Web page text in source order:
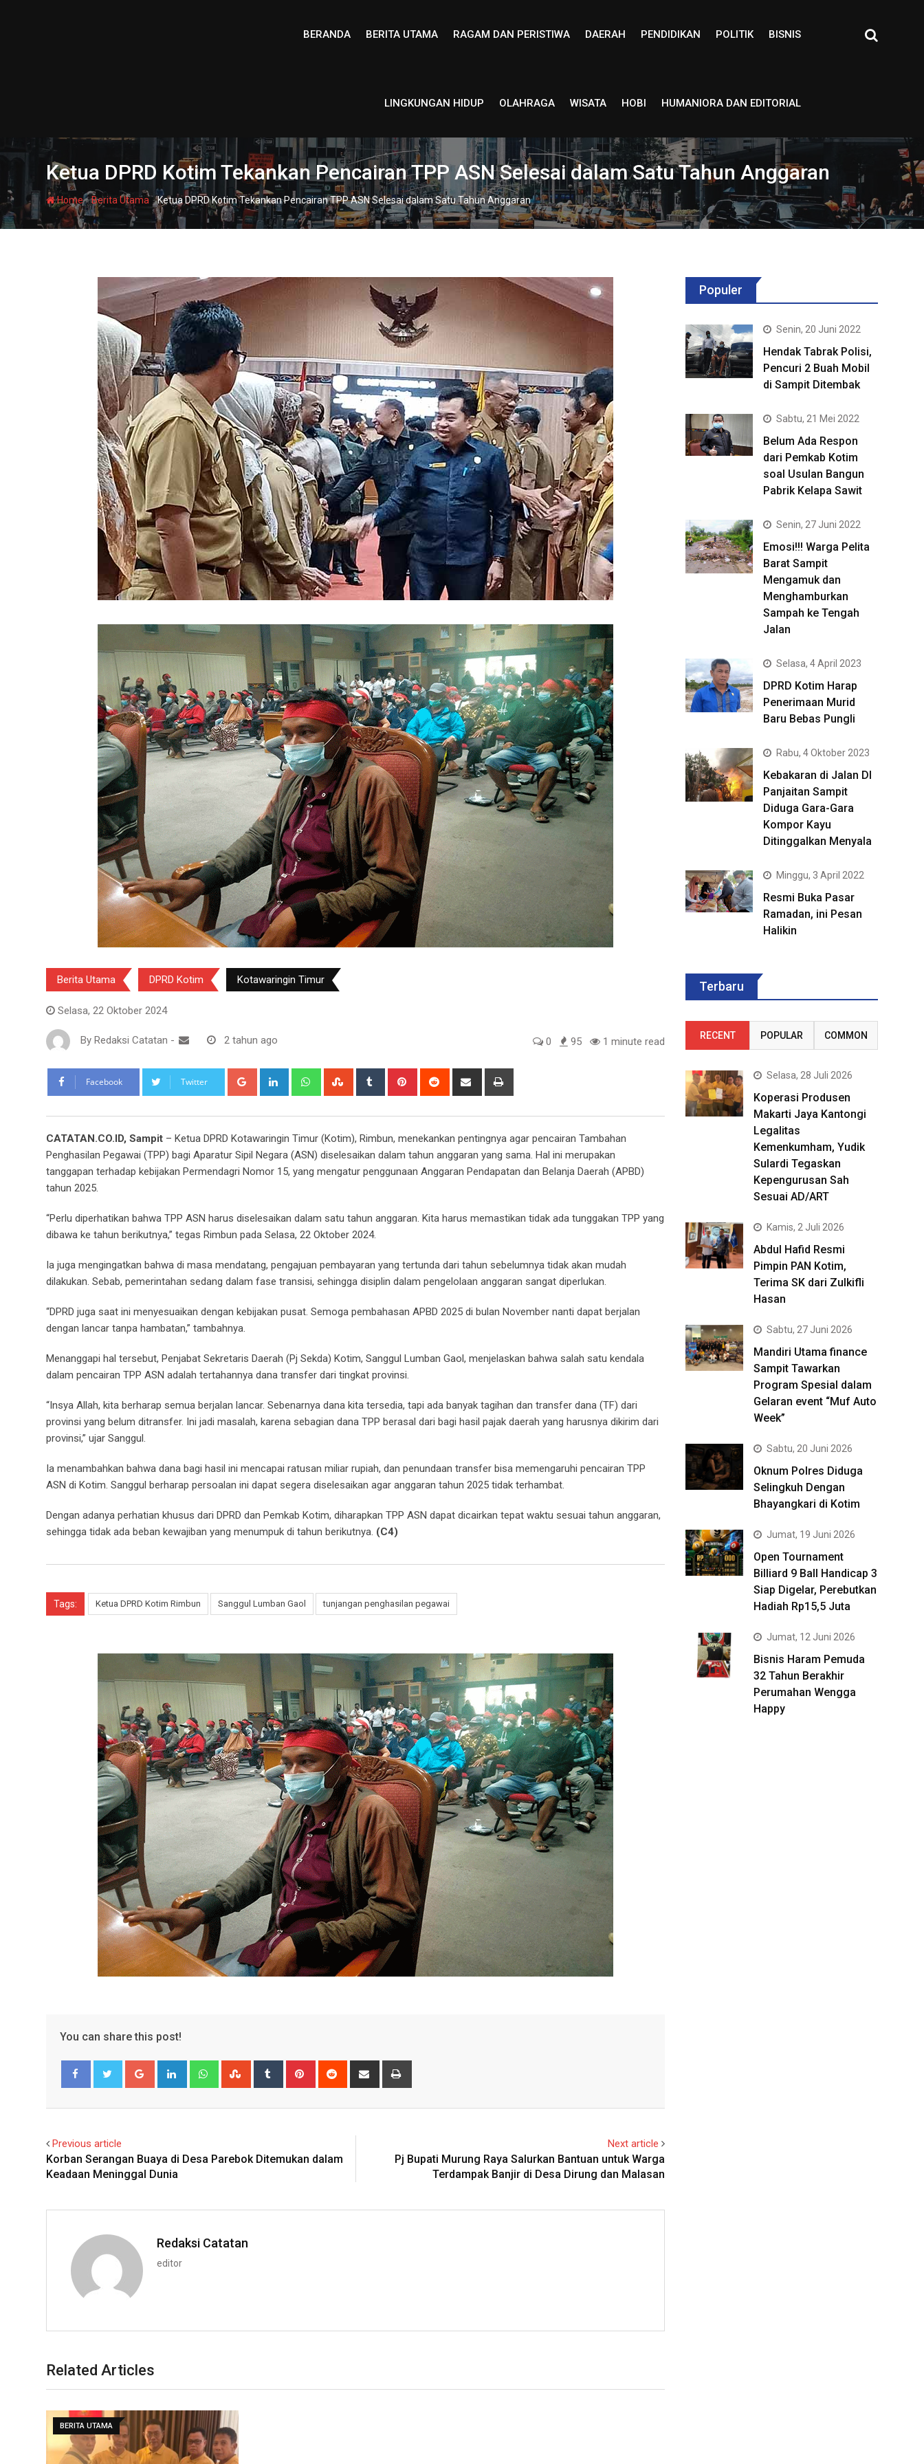
BERANDA BERITA UTAMA RAGAM DAN PERISTIWA DAERAH PENDIDIKAN POLITIK BISNIS
LINGKUNGAN HIDUP OLAHRAGA WISATA HOBI HUMANIORA DAN EDITORIAL
Ketua DPRD Kotim Tekankan Pencairan TPP ASN Selesai dalam Satu Tahun Anggaran
Home-Berita Utama-Ketua DPRD Kotim Tekankan Pencairan TPP ASN Selesai dalam Satu Tahun Anggaran
Berita Utama DPRD Kotim Kotawaringin Timur
Selasa, 22 Oktober 2024
By Redaksi Catatan - 2 tahun ago 0 95 1 minute read
Facebook Twitter Google+ LinkedIn WhatsappStumbleUpon
Tumblr Pinterest Reddit
Share
CATATAN.CO.ID, Sampit – Ketua DPRD Kotawaringin Timur (Kotim), Rimbun, menekankan pentingnya agar pencairan Tambahan
Penghasilan Pegawai (TPP) bagi Aparatur Sipil Negara (ASN) diselesaikan dalam tahun anggaran yang sama. Hal ini merupakan
tanggapan terhadap kebijakan Permendagri Nomor 15, yang mengatur penggunaan Anggaran Pendapatan dan Belanja Daerah (APBD)
tahun 2025.
“Perlu diperhatikan bahwa TPP ASN harus diselesaikan dalam satu tahun anggaran. Kita harus memastikan tidak ada tunggakan TPP yang
dibawa ke tahun berikutnya,” tegas Rimbun pada Selasa, 22 Oktober 2024.
Ia juga mengingatkan bahwa di masa mendatang, pengajuan pembayaran yang tertunda dari tahun sebelumnya tidak akan mudah
dilakukan. Sebab, pemerintahan sedang dalam fase transisi, sehingga disiplin dalam pengelolaan anggaran sangat diperlukan.
“DPRD juga saat ini menyesuaikan dengan kebijakan pusat. Semoga pembahasan APBD 2025 di bulan November nanti dapat berjalan
dengan lancar tanpa hambatan,” tambahnya.
Menanggapi hal tersebut, Penjabat Sekretaris Daerah (Pj Sekda) Kotim, Sanggul Lumban Gaol, menjelaskan bahwa salah satu kendala
dalam pencairan TPP ASN adalah tertahannya dana transfer dari tingkat provinsi.
“Insya Allah, kita berharap semua berjalan lancar. Sebenarnya dana kita tersedia, tapi ada banyak tagihan dan transfer dana (TF) dari
provinsi yang belum ditransfer. Ini jadi masalah, karena sebagian dana TPP berasal dari bagi hasil pajak daerah yang harusnya dikirim dari
provinsi,” ujar Sanggul.
Ia menambahkan bahwa dana bagi hasil ini mencapai ratusan miliar rupiah, dan penundaan transfer bisa memengaruhi pencairan TPP
ASN di Kotim. Sanggul berharap persoalan ini dapat segera diselesaikan agar anggaran tahun 2025 tidak terhambat.
Dengan adanya perhatian khusus dari DPRD dan Pemkab Kotim, diharapkan TPP ASN dapat dicairkan tepat waktu sesuai tahun anggaran,
sehingga tidak ada beban kewajiban yang menumpuk di tahun berikutnya. (C4)
Tags: Ketua DPRD Kotim Rimbun Sanggul Lumban Gaol tunjangan penghasilan pegawai
You can share this post!
Google+ LinkedIn WhatsappStumbleUpon
Tumblr Pinterest Reddit
Share
Previous article
Korban Serangan Buaya di Desa Parebok Ditemukan dalam
Keadaan Meninggal Dunia
Next article
Pj Bupati Murung Raya Salurkan Bantuan untuk Warga
Terdampak Banjir di Desa Dirung dan Malasan
Redaksi Catatan
editor
Related Articles
BERITA UTAMA
Populer
Senin, 20 Juni 2022
Hendak Tabrak Polisi,
Pencuri 2 Buah Mobil
di Sampit Ditembak
Sabtu, 21 Mei 2022
Belum Ada Respon
dari Pemkab Kotim
soal Usulan Bangun
Pabrik Kelapa Sawit
Senin, 27 Juni 2022
Emosi!!! Warga Pelita
Barat Sampit
Mengamuk dan
Menghamburkan
Sampah ke Tengah
Jalan
Selasa, 4 April 2023
DPRD Kotim Harap
Penerimaan Murid
Baru Bebas Pungli
Rabu, 4 Oktober 2023
Kebakaran di Jalan DI
Panjaitan Sampit
Diduga Gara-Gara
Kompor Kayu
Ditinggalkan Menyala
Minggu, 3 April 2022
Resmi Buka Pasar
Ramadan, ini Pesan
Halikin
Terbaru
RECENT POPULAR COMMON
Selasa, 28 Juli 2026
Koperasi Produsen
Makarti Jaya Kantongi
Legalitas
Kemenkumham, Yudik
Sulardi Tegaskan
Kepengurusan Sah
Sesuai AD/ART
Kamis, 2 Juli 2026
Abdul Hafid Resmi
Pimpin PAN Kotim,
Terima SK dari Zulkifli
Hasan
Sabtu, 27 Juni 2026
Mandiri Utama finance
Sampit Tawarkan
Program Spesial dalam
Gelaran event “Muf Auto
Week”
Sabtu, 20 Juni 2026
Oknum Polres Diduga
Selingkuh Dengan
Bhayangkari di Kotim
Jumat, 19 Juni 2026
Open Tournament
Billiard 9 Ball Handicap 3
Siap Digelar, Perebutkan
Hadiah Rp15,5 Juta
Jumat, 12 Juni 2026
Bisnis Haram Pemuda
32 Tahun Berakhir
Perumahan Wengga
Happy